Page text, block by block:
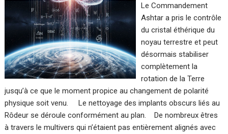
Le Commandement
Ashtar a pris le contrôle
du cristal éthérique du
noyau terrestre et peut
désormais stabiliser
complètement la
rotation de la Terre
jusqu’à ce que le moment propice au changement de polarité
physique soit venu. Le nettoyage des implants obscurs liés au
Rôdeur se déroule conformément au plan. De nombreux êtres
à travers le multivers qui n’étaient pas entièrement alignés avec